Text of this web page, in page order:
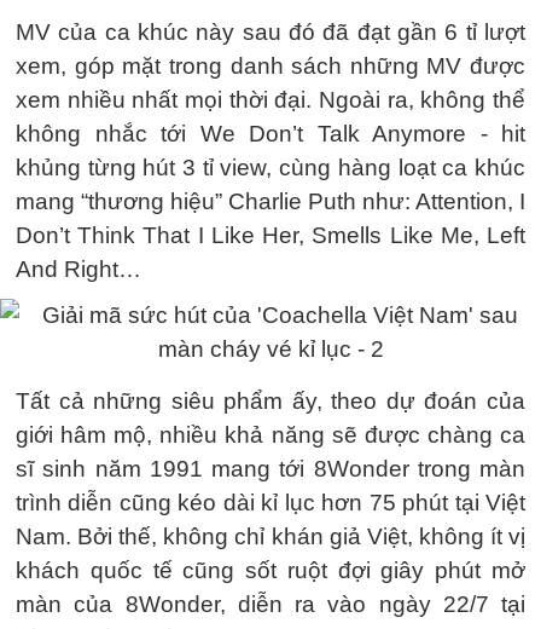
MV của ca khúc này sau đó đã đạt gần 6 tỉ lượt
xem, góp mặt trong danh sách những MV được
xem nhiều nhất mọi thời đại. Ngoài ra, không thể
không nhắc tới We Don’t Talk Anymore - hit
khủng từng hút 3 tỉ view, cùng hàng loạt ca khúc
mang “thương hiệu” Charlie Puth như: Attention, I
Don’t Think That I Like Her, Smells Like Me, Left
And Right…
Tất cả những siêu phẩm ấy, theo dự đoán của
giới hâm mộ, nhiều khả năng sẽ được chàng ca
sĩ sinh năm 1991 mang tới 8Wonder trong màn
trình diễn cũng kéo dài kỉ lục hơn 75 phút tại Việt
Nam. Bởi thế, không chỉ khán giả Việt, không ít vị
khách quốc tế cũng sốt ruột đợi giây phút mở
màn của 8Wonder, diễn ra vào ngày 22/7 tại